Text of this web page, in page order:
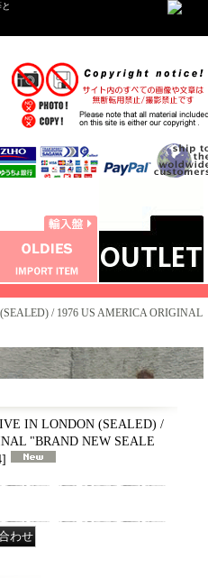
/ 1976 US AMERICA ORIGINAL
IN LONDON (SEALED) /
"BRAND NEW SEALE
]